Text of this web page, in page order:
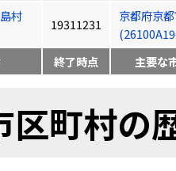
村
19311231
京都府京
終了時点 主要な
区町村の